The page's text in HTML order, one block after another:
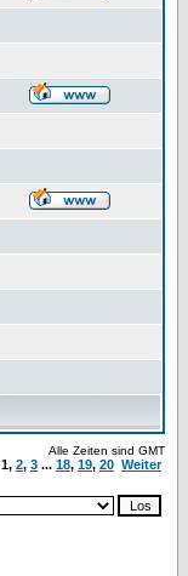
Alle Zeiten sind GMT
1, 2, 3 ... 18, 19, 20 Weiter